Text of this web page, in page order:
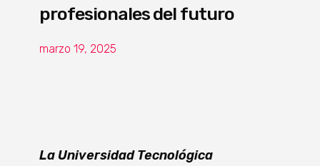
profesionales del futuro
marzo 19, 2025
La Universidad Tecnológica